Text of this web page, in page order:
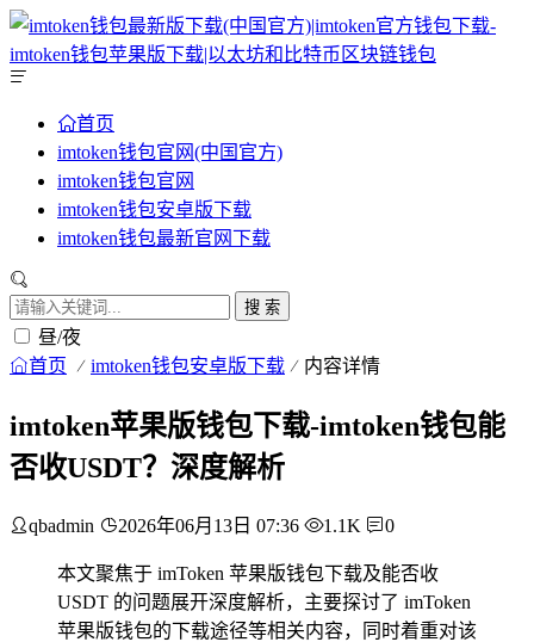
首页
imtoken钱包官网(中国官方)
imtoken钱包官网
imtoken钱包安卓版下载
imtoken钱包最新官网下载
搜 索
昼/夜
首页 imtoken钱包安卓版下载 内容详情
imtoken苹果版钱包下载-imtoken钱包能
否收USDT？深度解析
qbadmin 2026年06月13日 07:36 1.1K 0
本文聚焦于 imToken 苹果版钱包下载及能否收
USDT 的问题展开深度解析，主要探讨了 imToken
苹果版钱包的下载途径等相关内容，同时着重对该